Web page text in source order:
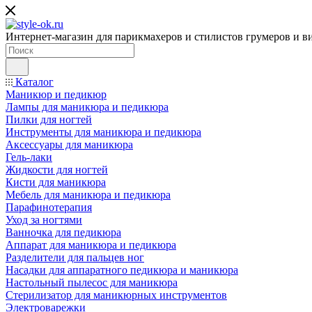
Интернет-магазин для парикмахеров и стилистов грумеров и
Каталог
Маникюр и педикюр
Лампы для маникюра и педикюра
Пилки для ногтей
Инструменты для маникюра и педикюра
Аксессуары для маникюра
Гель-лаки
Жидкости для ногтей
Кисти для маникюра
Мебель для маникюра и педикюра
Парафинотерапия
Уход за ногтями
Ванночка для педикюра
Аппарат для маникюра и педикюра
Разделители для пальцев ног
Насадки для аппаратного педикюра и маникюра
Настольный пылесос для маникюра
Стерилизатор для маникюрных инструментов
Электроварежки